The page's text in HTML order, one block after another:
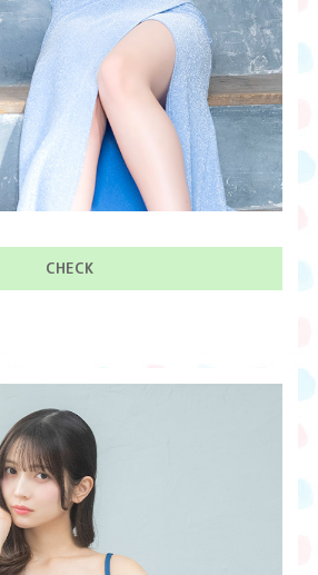
CHECK